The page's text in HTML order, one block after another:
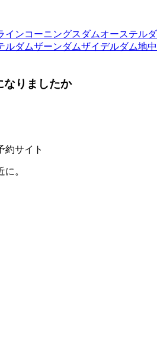
インコーニングスダムオーステルダ
ルダムザーンダムザイデルダム地中
なりましたか
約サイト
。